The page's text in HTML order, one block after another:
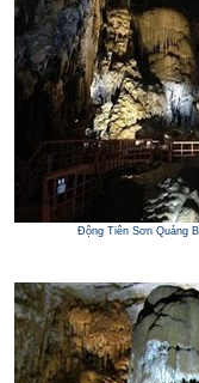
Động Tiên Sơn Quảng